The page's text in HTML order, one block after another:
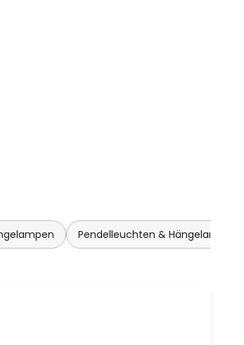
Pendelleuchten & Hängelampen